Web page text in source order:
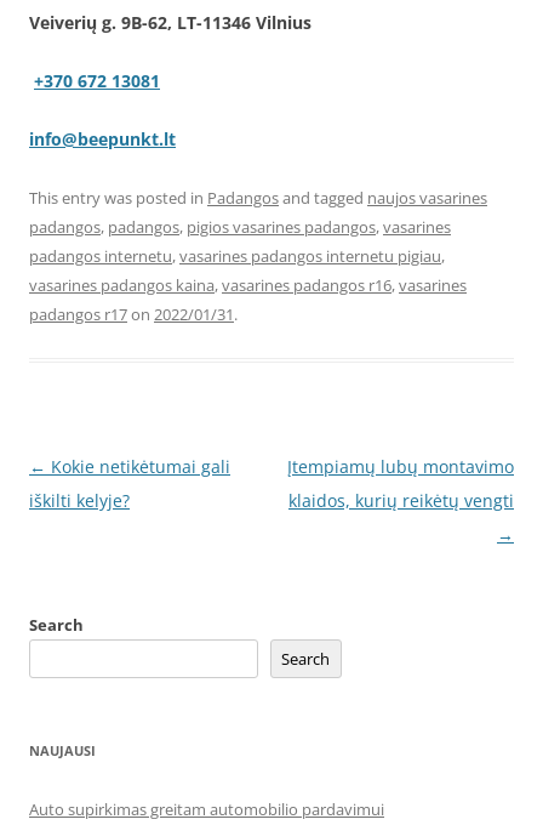
Veiverių g. 9B-62, LT-11346 Vilnius
+370 672 13081
info@beepunkt.lt
This entry was posted in Padangosand tagged naujos vasarines
padangos, padangos, pigios vasarines padangos,vasarines
padangos internetu,vasarines padangos internetu pigiau,
vasarines padangos kaina,vasarines padangos r16,vasarines
padangos r17on 2022/01/31.
Post
navigation
← Kokie netikėtumai gali
iškilti kelyje?
Įtempiamų lubų montavimo
klaidos, kurių reikėtų vengti
→
Search
Search
NAUJAUSI
Auto supirkimas greitam automobilio pardavimui